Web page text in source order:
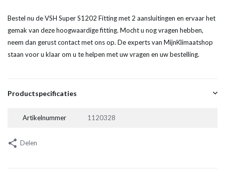
Bestel nu de VSH Super S1202 Fitting met 2 aansluitingen en ervaar het
gemak van deze hoogwaardige fitting. Mocht u nog vragen hebben,
neem dan gerust contact met ons op. De experts van MijnKlimaatshop
staan voor u klaar om u te helpen met uw vragen en uw bestelling.
Productspecificaties
Artikelnummer 1120328
Delen